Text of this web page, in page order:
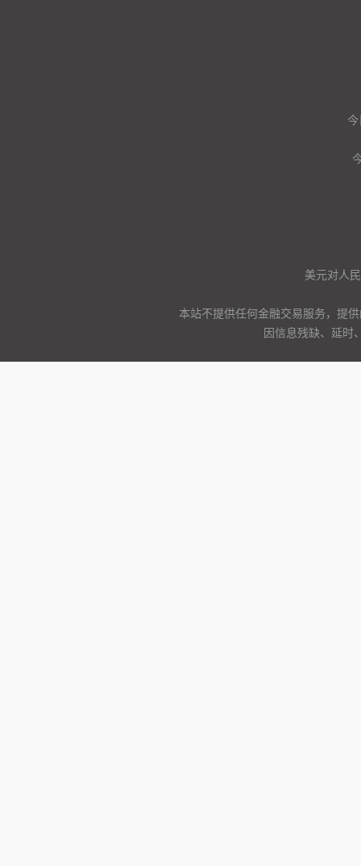
美元对人
本站不提供任何金融交易服务，提
因信息残缺、延时